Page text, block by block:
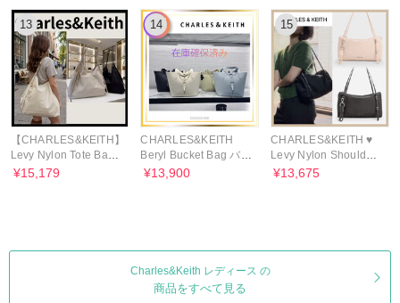
13
【CHARLES&KEITH】
Levy Nylon Tote Bag
通勤通学
¥15,179
14
CHARLES&KEITH
Beryl Bucket Bag バス
ケットバック
¥13,900
15
CHARLES&KEITH ♥
Levy Nylon Shoulder
Bag(M)
¥13,675
Charles&Keith レディース の
商品をすべて見る